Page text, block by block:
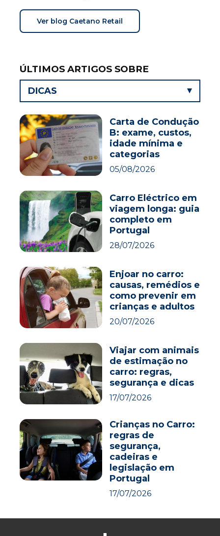
Ver blog Caetano Retail
ÚLTIMOS ARTIGOS SOBRE
DICAS
Carta de Condução
B: exame, custos,
idade mínima e
categorias
05/08/2026
Carro Eléctrico em
viagem longa: guia
completo em
Portugal
28/07/2026
Enjoar no carro:
causas, remédios e
como prevenir em
crianças e adultos
20/07/2026
Viajar com animais
de estimação no
carro: regras,
segurança e dicas
17/07/2026
Crianças no Carro:
regras de
segurança,
cadeiras e
legislação em
Portugal
17/07/2026